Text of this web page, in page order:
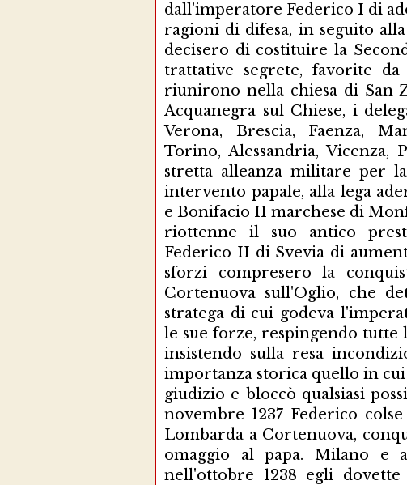
dall'imperatore Federico I di
ragioni di difesa, in seguito
decisero di costituire la
trattative segrete, favorite
riunirono nella chiesa di San
Acquanegra sul Chiese, i
Verona, Brescia, Faenza,
Torino, Alessandria, Vicenza,
stretta alleanza militare per
intervento papale, alla lega
e Bonifacio II marchese di
riottenne il suo antico
Federico II di Svevia di
sforzi compresero la
Cortenuova sull'Oglio, che
stratega di cui godeva
le sue forze, respingendo tutte
insistendo sulla resa
importanza storica quello in
giudizio e bloccò qualsiasi
novembre 1237 Federico
Lombarda a Cortenuova,
omaggio al papa. Milano e
nell'ottobre 1238 egli